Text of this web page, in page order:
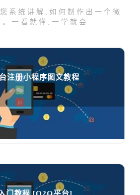
系统讲解,如何制作出一个微
。一看就懂,一学就会
注册小程序图文教程
文教程